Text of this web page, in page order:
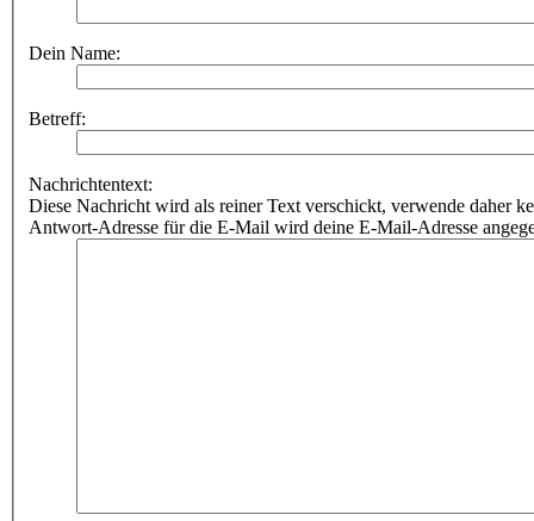
Dein Name:
Betreff:
Nachrichtentext:
Diese Nachricht wird als reiner Text verschickt, verwende daher
Antwort-Adresse für die E-Mail wird deine E-Mail-Adresse